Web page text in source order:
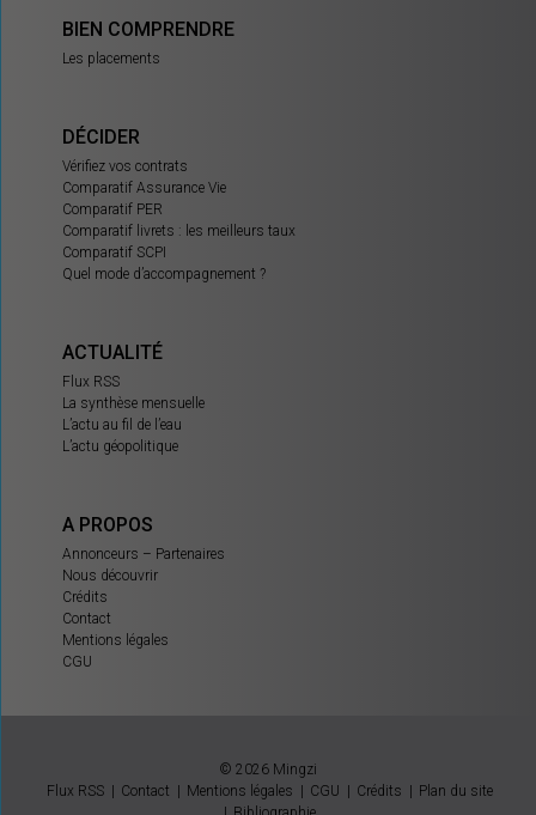
BIEN COMPRENDRE
Les placements
DÉCIDER
Vérifiez vos contrats
Comparatif Assurance Vie
Comparatif PER
Comparatif livrets : les meilleurs taux
Comparatif SCPI
Quel mode d’accompagnement ?
ACTUALITÉ
Flux RSS
La synthèse mensuelle
L’actu au fil de l’eau
L’actu géopolitique
A PROPOS
Annonceurs – Partenaires
Nous découvrir
Crédits
Contact
Mentions légales
CGU
© 2026 Mingzi
Flux RSS
Contact Mentions légales CGU Crédits
Plan du site